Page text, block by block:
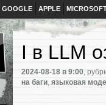
GOOGLE APPLE
I в LLM
2024-08-18 в 9:00,
на баги, языковая